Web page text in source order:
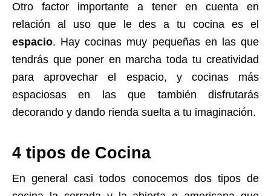
Otro factor importante a tener en cuenta en
relación al uso que le des a tu cocina es el
espacio. Hay cocinas muy pequeñas en las que
tendrás que poner en marcha toda tu creatividad
para aprovechar el espacio, y cocinas más
espaciosas en las que también disfrutarás
decorando y dando rienda suelta a tu imaginación.
4 tipos de Cocina
En general casi todos conocemos dos tipos de